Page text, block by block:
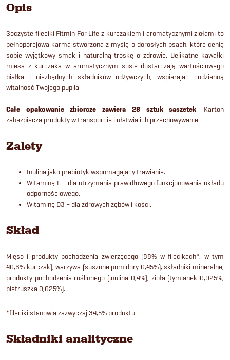
Opis
Soczyste fileciki Fitmin For Life z kurczakiem i aromatycznymi ziołami to
pełnoporcjowa karma stworzona z myślą o dorosłych psach, które cenią
sobie wyjątkowy smak i naturalną troskę o zdrowie. Delikatne kawałki
mięsa z kurczaka w aromatycznym sosie dostarczają wartościowego
białka i niezbędnych składników odżywczych, wspierając codzienną
witalność Twojego pupila.
Całe opakowanie zbiorcze zawiera 28 sztuk saszetek. Karton
zabezpiecza produkty w transporcie i ułatwia ich przechowywanie.
Zalety
Inulina jako prebiotyk wspomagający trawienie.
Witaminę E – dla utrzymania prawidłowego funkcjonowania układu
odpornościowego.
Witaminę D3 – dla zdrowych zębów i kości.
Skład
Mięso i produkty pochodzenia zwierzęcego (88% w filecikach*, w tym
40,6% kurczak), warzywa (suszone pomidory 0,45%), składniki mineralne,
produkty pochodzenia roślinnego (inulina 0,4%), zioła (tymianek 0,025%,
pietruszka 0,025%).
*fileciki stanowią zazwyczaj 34,5% produktu.
Składniki analityczne